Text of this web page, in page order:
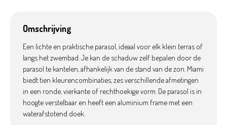
Omschrijving
Een lichte en praktische parasol, ideaal voor elk klein terras of
langs het zwembad. Je kan de schaduw zelf bepalen door de
parasol te kantelen, afhankelijk van de stand van de zon. Miami
biedt tien kleurencombinaties, zes verschillende afmetingen
in een ronde, vierkante of rechthoekige vorm. De parasol is in
hoogte verstelbaar en heeft een aluminium frame met een
waterafstotend doek.